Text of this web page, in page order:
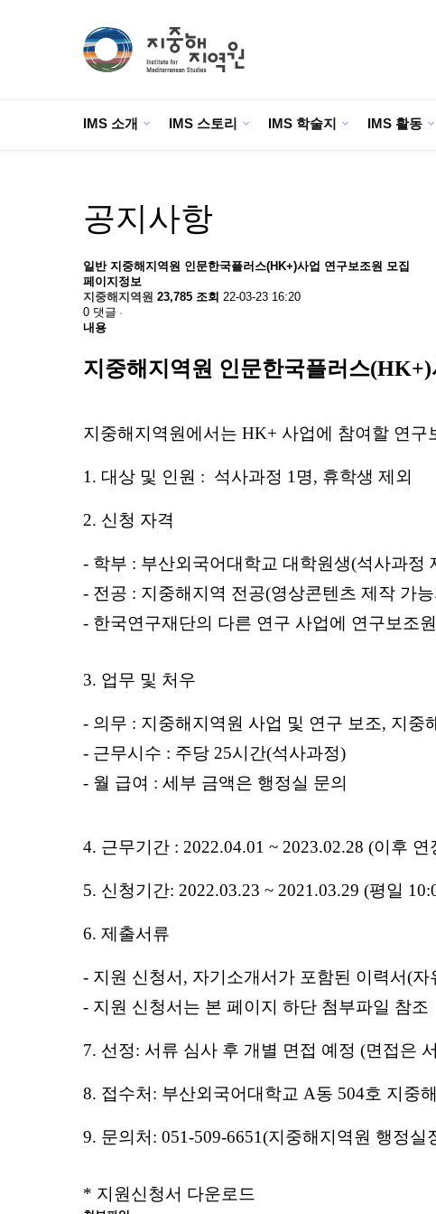
IMS 소개 IMS 스토리 IMS 학술지 IMS 활동
공지사항
일반 지중해지역원 인문한국플러스(HK+)사업 연구보조원 모집
페이지정보
지중해지역원 23,785 조회 22-03-23 16:20
0 댓글
내용
지중해지역원 인문한국플러스
지중해지역원에서는 HK+ 사업에 참여할 연
1. 대상 및 인원 : 석사과정 1명, 휴학생 제외
2. 신청 자격
- 학부 : 부산외국어대학교 대학원생(석사과정
- 전공 : 지중해지역 전공(영상콘텐츠 제작 가
- 한국연구재단의 다른 연구 사업에 연구보조
3. 업무 및 처우
- 의무 : 지중해지역원 사업 및 연구 보조, 지중
- 근무시수 : 주당 25시간(석사과정)
- 월 급여 : 세부 금액은 행정실 문의
4. 근무기간 : 2022.04.01 ~ 2023.02.28 (이후
5. 신청기간: 2022.03.23 ~ 2021.03.29 (평일
6. 제출서류
- 지원 신청서, 자기소개서가 포함된 이력서(자
- 지원 신청서는 본 페이지 하단 첨부파일 참조
7. 선정: 서류 심사 후 개별 면접 예정 (면접은
8. 접수처: 부산외국어대학교 A동 504호 지중
9. 문의처: 051-509-6651(지중해지역원 행정실
* 지원신청서 다운로드